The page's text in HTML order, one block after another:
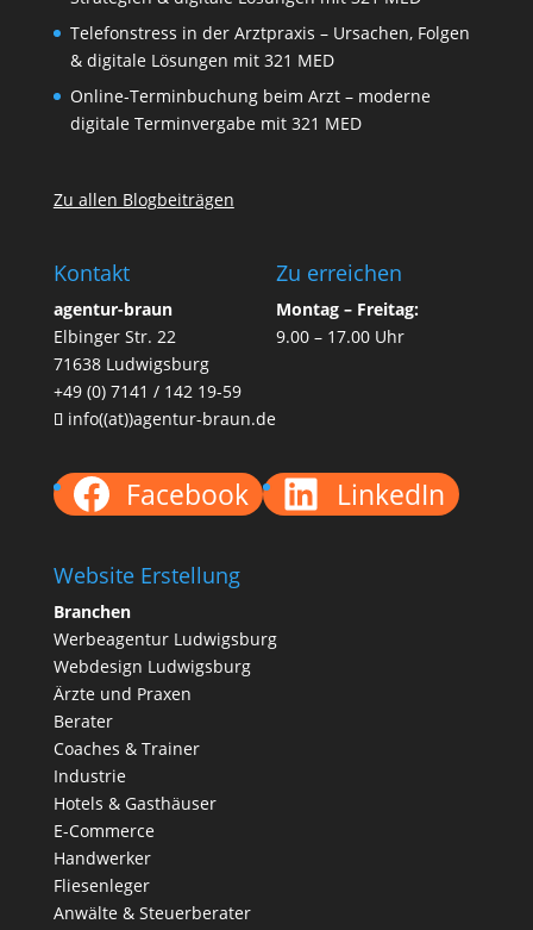
Telefonstress in der Arztpraxis – Ursachen, Folgen
& digitale Lösungen mit 321 MED
Online-Terminbuchung beim Arzt – moderne
digitale Terminvergabe mit 321 MED
Zu allen Blogbeiträgen
Kontakt
agentur-braun
Elbinger Str. 22
71638 Ludwigsburg
+49 (0) 7141 / 142 19-59
info((at))agentur-braun.de
Zu erreichen
Montag – Freitag:
9.00 – 17.00 Uhr
Facebook LinkedIn
Website Erstellung
Branchen
Werbeagentur Ludwigsburg
Webdesign Ludwigsburg
Ärzte und Praxen
Berater
Coaches & Trainer
Industrie
Hotels & Gasthäuser
E-Commerce
Handwerker
Fliesenleger
Anwälte & Steuerberater